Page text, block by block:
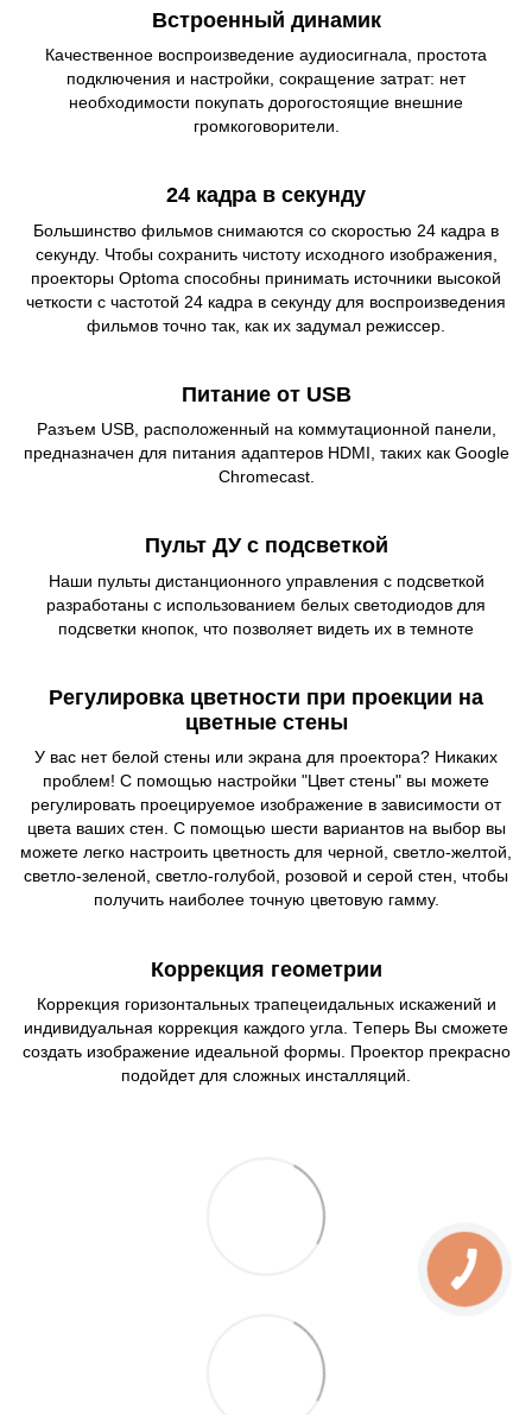
Встроенный динамик
Качественное воспроизведение аудиосигнала, простота
подключения и настройки, сокращение затрат: нет
необходимости покупать дорогостоящие внешние
громкоговорители.
24 кадра в секунду
Большинство фильмов снимаются со скоростью 24 кадра в
секунду. Чтобы сохранить чистоту исходного изображения,
проекторы Optoma способны принимать источники высокой
четкости с частотой 24 кадра в секунду для воспроизведения
фильмов точно так, как их задумал режиссер.
Питание от USB
Разъем USB, расположенный на коммутационной панели,
предназначен для питания адаптеров HDMI, таких как Google
Chromecast.
Пульт ДУ с подсветкой
Наши пульты дистанционного управления с подсветкой
разработаны с использованием белых светодиодов для
подсветки кнопок, что позволяет видеть их в темноте
Регулировка цветности при проекции на
цветные стены
У вас нет белой стены или экрана для проектора? Никаких
проблем! С помощью настройки "Цвет стены" вы можете
регулировать проецируемое изображение в зависимости от
цвета ваших стен. С помощью шести вариантов на выбор вы
можете легко настроить цветность для черной, светло-желтой,
светло-зеленой, светло-голубой, розовой и серой стен, чтобы
получить наиболее точную цветовую гамму.
Коррекция геометрии
Коррекция горизонтальных трапецеидальных искажений и
индивидуальная коррекция каждого угла. Tеперь Вы сможете
создать изображение идеальной формы. Проектор прекрасно
подойдет для сложных инсталляций.